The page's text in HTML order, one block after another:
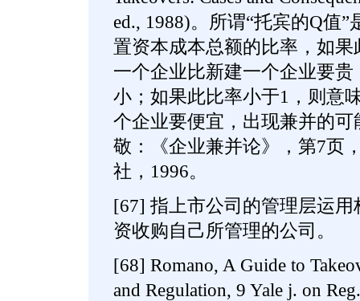
ed., 1988)。所谓“托宾的Q值
置资本成本总额的比率，如
一个企业比新建一个企业要
小；如果此比率小于1，则意
个企业要便宜，出现兼并的
敬：《企业兼并论》，第7页
社，1996。
[67] 指上市公司的管理层运
资收购自己所管理的公司。
[68] Romano, A Guide to
and Regulation, 9 Yale j. on